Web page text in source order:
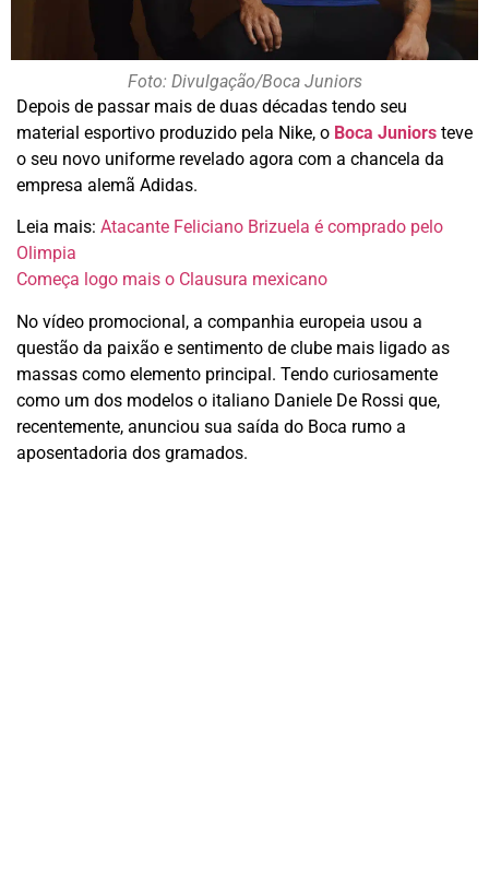
Foto: Divulgação/Boca Juniors
Depois de passar mais de duas décadas tendo seu
material esportivo produzido pela Nike, o Boca Juniors teve
o seu novo uniforme revelado agora com a chancela da
empresa alemã Adidas.
Leia mais: Atacante Feliciano Brizuela é comprado pelo
Olimpia
Começa logo mais o Clausura mexicano
No vídeo promocional, a companhia europeia usou a
questão da paixão e sentimento de clube mais ligado as
massas como elemento principal. Tendo curiosamente
como um dos modelos o italiano Daniele De Rossi que,
recentemente, anunciou sua saída do Boca rumo a
aposentadoria dos gramados.